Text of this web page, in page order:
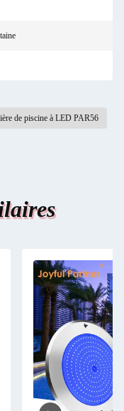
de piscine à LED PAR56